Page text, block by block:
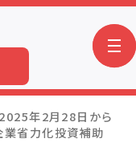
年2月28日から
業省力化投資補助